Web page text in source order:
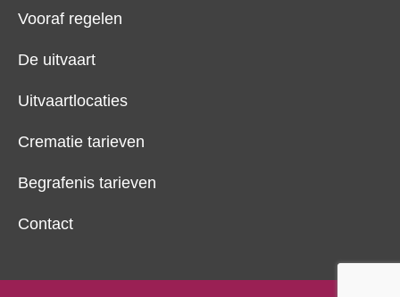
Vooraf regelen
De uitvaart
Uitvaartlocaties
Crematie tarieven
Begrafenis tarieven
Contact